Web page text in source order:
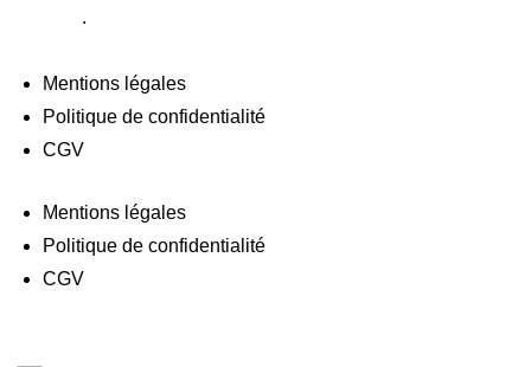
.
Mentions légales
Politique de confidentialité
CGV
Mentions légales
Politique de confidentialité
CGV